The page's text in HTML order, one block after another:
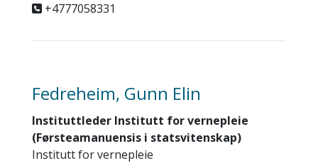
+4777058331
Fedreheim, Gunn Elin
Instituttleder Institutt for vernepleie
(Førsteamanuensis i statsvitenskap)
Institutt for vernepleie